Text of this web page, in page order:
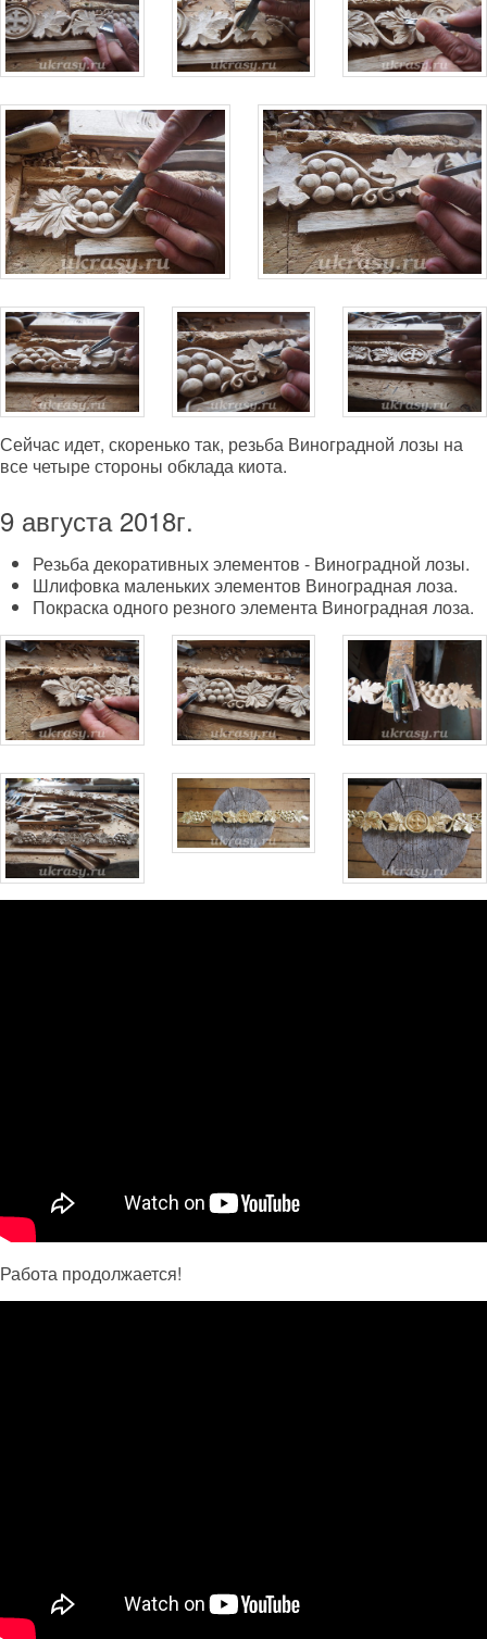
Сейчас идет, скоренько так, резьба Виноградной лозы на
все четыре стороны обклада киота.
9 августа 2018г.
Резьба декоративных элементов - Виноградной лозы.
Шлифовка маленьких элементов Виноградная лоза.
Покраска одного резного элемента Виноградная лоза.
Работа продолжается!